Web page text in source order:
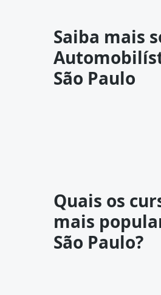
Saiba mais
São Paulo
Quais os
mais
São Paulo?